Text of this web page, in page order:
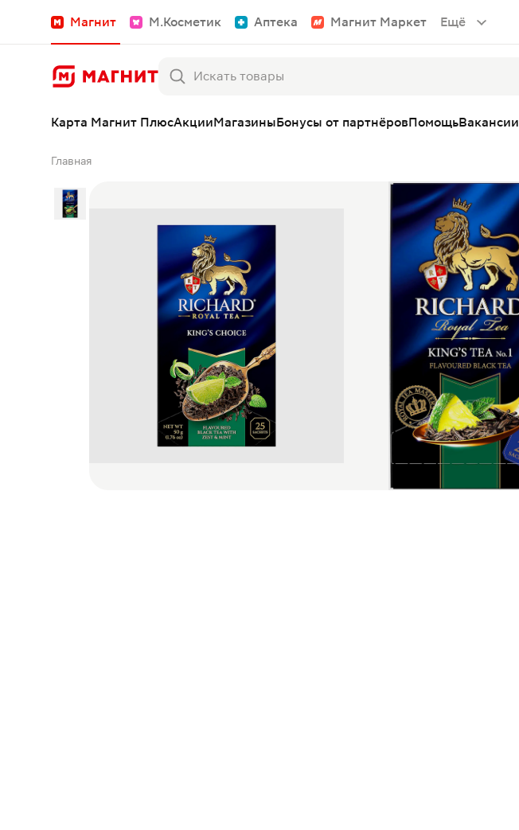
Магнит М.Косметик Аптека Магнит Маркет Ещё
Карта Магнит ПлюсАкцииМагазиныБонусы от партнёровПомощьВакансии
Главная